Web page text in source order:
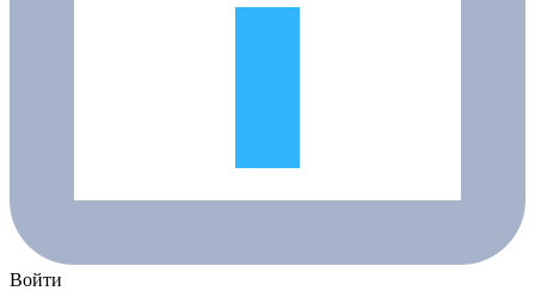
Войти